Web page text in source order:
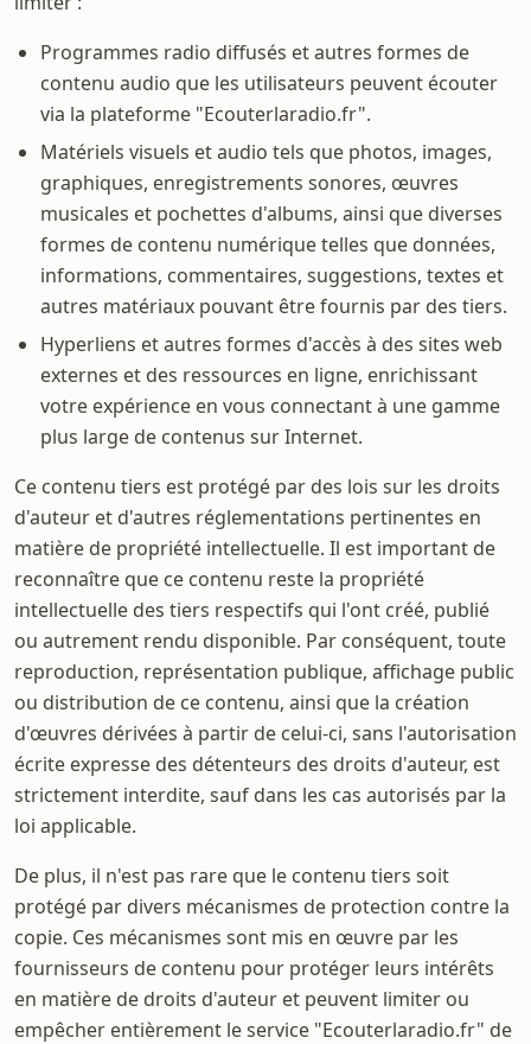
Programmes radio diffusés et autres formes de
contenu audio que les utilisateurs peuvent écouter
via la plateforme "Ecouterlaradio.fr".
Matériels visuels et audio tels que photos, images,
graphiques, enregistrements sonores, œuvres
musicales et pochettes d'albums, ainsi que diverses
formes de contenu numérique telles que données,
informations, commentaires, suggestions, textes et
autres matériaux pouvant être fournis par des tiers.
Hyperliens et autres formes d'accès à des sites web
externes et des ressources en ligne, enrichissant
votre expérience en vous connectant à une gamme
plus large de contenus sur Internet.
Ce contenu tiers est protégé par des lois sur les droits
d'auteur et d'autres réglementations pertinentes en
matière de propriété intellectuelle. Il est important de
reconnaître que ce contenu reste la propriété
intellectuelle des tiers respectifs qui l'ont créé, publié
ou autrement rendu disponible. Par conséquent, toute
reproduction, représentation publique, affichage public
ou distribution de ce contenu, ainsi que la création
d'œuvres dérivées à partir de celui-ci, sans l'autorisation
écrite expresse des détenteurs des droits d'auteur, est
strictement interdite, sauf dans les cas autorisés par la
loi applicable.
De plus, il n'est pas rare que le contenu tiers soit
protégé par divers mécanismes de protection contre la
copie. Ces mécanismes sont mis en œuvre par les
fournisseurs de contenu pour protéger leurs intérêts
en matière de droits d'auteur et peuvent limiter ou
empêcher entièrement le service "Ecouterlaradio.fr" de